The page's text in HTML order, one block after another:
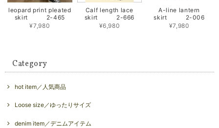
leopard print pleated
skirt 2-465
¥7,980
Calf length lace
skirt 2-666
¥6,980
A-line lantern
skirt 2-006
¥7,980
Category
hot item／人気商品
Loose size／ゆったりサイズ
denim item／デニムアイテム